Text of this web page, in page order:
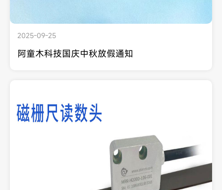
2025-09-25
阿童木科技国庆中秋放假通知